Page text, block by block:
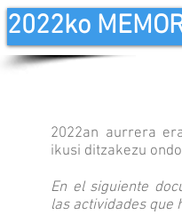
2022ko
2022an aurrera
ikusi ditzakezu
En el siguiente
las actividades que